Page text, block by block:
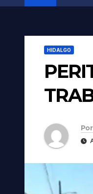
HIDALGO
Por